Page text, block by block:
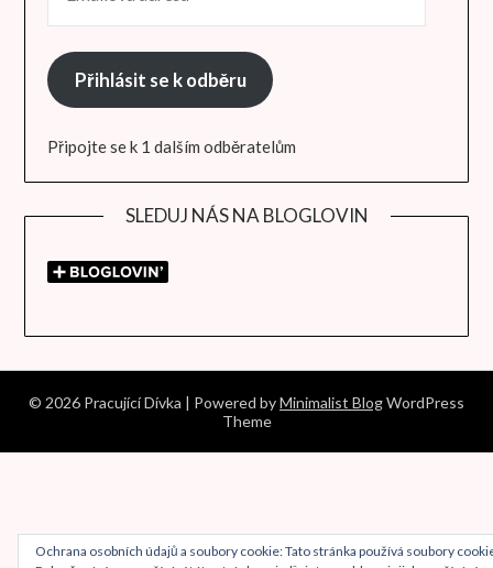
Přihlásit se k odběru
Připojte se k 1 dalším odběratelům
SLEDUJ NÁS NA BLOGLOVIN
© 2026 Pracující Dívka | Powered byMinimalist BlogWordPress
Theme
Ochrana osobních údajů a soubory cookie: Tato stránka používá soubory